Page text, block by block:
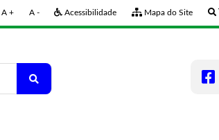
A + A - Acessibilidade Mapa do Site